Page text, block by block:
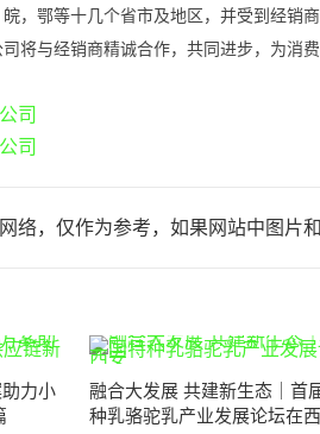
，鄂等十几个省市及地区，并受到经销
将与经销商精诚合作，共同进步，为消
司
司
络，仅作为参考，如果网站中图片
力小
融合大发展 共建新生态｜首
种乳骆驼乳产业发展论坛在